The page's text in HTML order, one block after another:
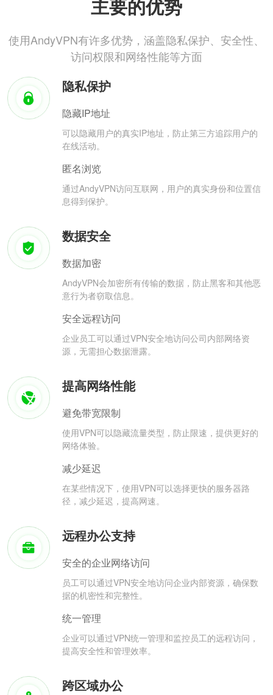
主要的优势
使用AndyVPN有许多优势，涵盖隐私保护、安全性、
访问权限和网络性能等方面
隐私保护
隐藏IP地址
可以隐藏用户的真实IP地址，防止第三方追踪用户的
在线活动。
匿名浏览
通过AndyVPN访问互联网，用户的真实身份和位置信
息得到保护。
数据安全
数据加密
AndyVPN会加密所有传输的数据，防止黑客和其他恶
意行为者窃取信息。
安全远程访问
企业员工可以通过VPN安全地访问公司内部网络资
源，无需担心数据泄露。
提高网络性能
避免带宽限制
使用VPN可以隐藏流量类型，防止限速，提供更好的
网络体验。
减少延迟
在某些情况下，使用VPN可以选择更快的服务器路
径，减少延迟，提高网速。
远程办公支持
安全的企业网络访问
员工可以通过VPN安全地访问企业内部资源，确保数
据的机密性和完整性。
统一管理
企业可以通过VPN统一管理和监控员工的远程访问，
提高安全性和管理效率。
跨区域办公